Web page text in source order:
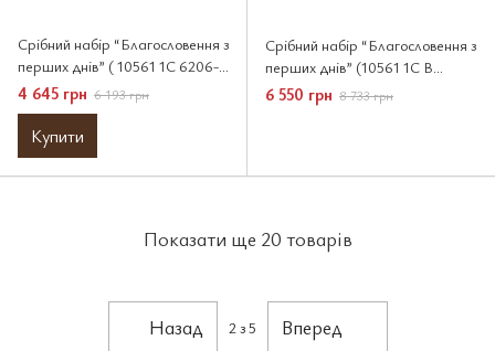
Срібний набір “Благословення з
перших днів” ( 10561 1C 6206-
STA)
4 645 грн 6 193 грн
Купити
Срібний набір “Благословення з
перших днів” (10561 1C B
8100125)
6 550 грн 8 733 грн
Показати ще 20 товарів
Назад 2 з 5 Вперед